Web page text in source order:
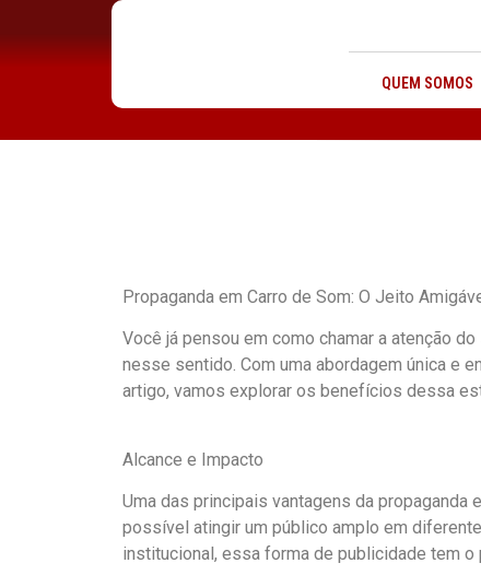
QUEM SOMOS
Propaganda em Carro de Som: O Jeito
Você já pensou em como chamar a atenção
nesse sentido. Com uma abordagem única e
artigo, vamos explorar os benefícios dessa
Alcance e Impacto
Uma das principais vantagens da
possível atingir um público amplo em
institucional, essa forma de publicidade tem